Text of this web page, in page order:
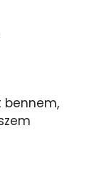
bennem,